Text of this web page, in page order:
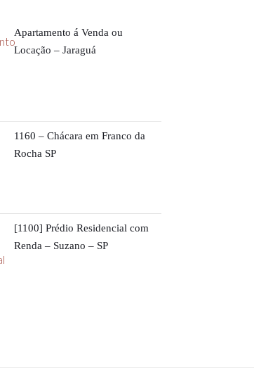
Apartamento á Venda ou
Locação – Jaraguá
1160 – Chácara em Franco da
Rocha SP
[1100] Prédio Residencial com
Renda – Suzano – SP